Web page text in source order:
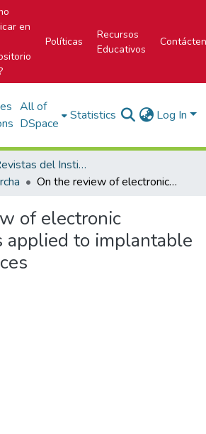
en
Políticas
Recursos
Educativos
All of
DSpace
Statistics Log In
Portal de Revistas del Instituto Tecnológico de Costa Rica
On the review of electronic technologies applied to implantable medical devices
of electronic
applied to implantable